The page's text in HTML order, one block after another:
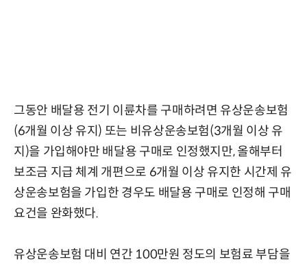
그동안 배달용 전기 이륜차를 구매하려면 유상운송보험
(6개월 이상 유지) 또는 비유상운송보험(3개월 이상 유
지)을 가입해야만 배달용 구매로 인정했지만, 올해부터
보조금 지급 체계 개편으로 6개월 이상 유지한 시간제 유
상운송보험을 가입한 경우도 배달용 구매로 인정해 구매
요건을 완화했다.
유상운송보험 대비 연간 100만원 정도의 보험료 부담을